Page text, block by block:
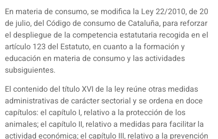
En materia de consumo, se modifica la Ley 22/2010, de 20
de julio, del Código de consumo de Cataluña, para reforzar
el despliegue de la competencia estatutaria recogida en el
artículo 123 del Estatuto, en cuanto a la formación y
educación en materia de consumo y las actividades
subsiguientes.
El contenido del título XVI de la ley reúne otras medidas
administrativas de carácter sectorial y se ordena en doce
capítulos: el capítulo I, relativo a la protección de los
animales; el capítulo II, relativo a medidas para facilitar la
actividad económica; el capítulo III, relativo a la prevención